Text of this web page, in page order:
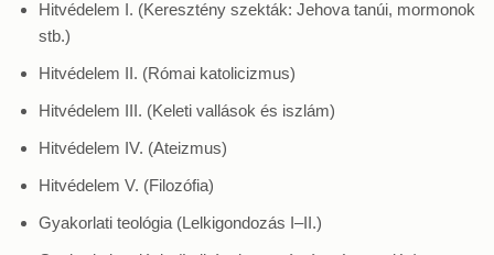
Hitvédelem I. (Keresztény szekták: Jehova tanúi, mormonok
stb.)
Hitvédelem II. (Római katolicizmus)
Hitvédelem III. (Keleti vallások és iszlám)
Hitvédelem IV. (Ateizmus)
Hitvédelem V. (Filozófia)
Gyakorlati teológia (Lelkigondozás I–II.)